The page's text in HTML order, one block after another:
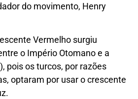
do movimento, Henry
Vermelho surgiu
o Império Otomano e a
pois os turcos, por razões
optaram por usar o crescente